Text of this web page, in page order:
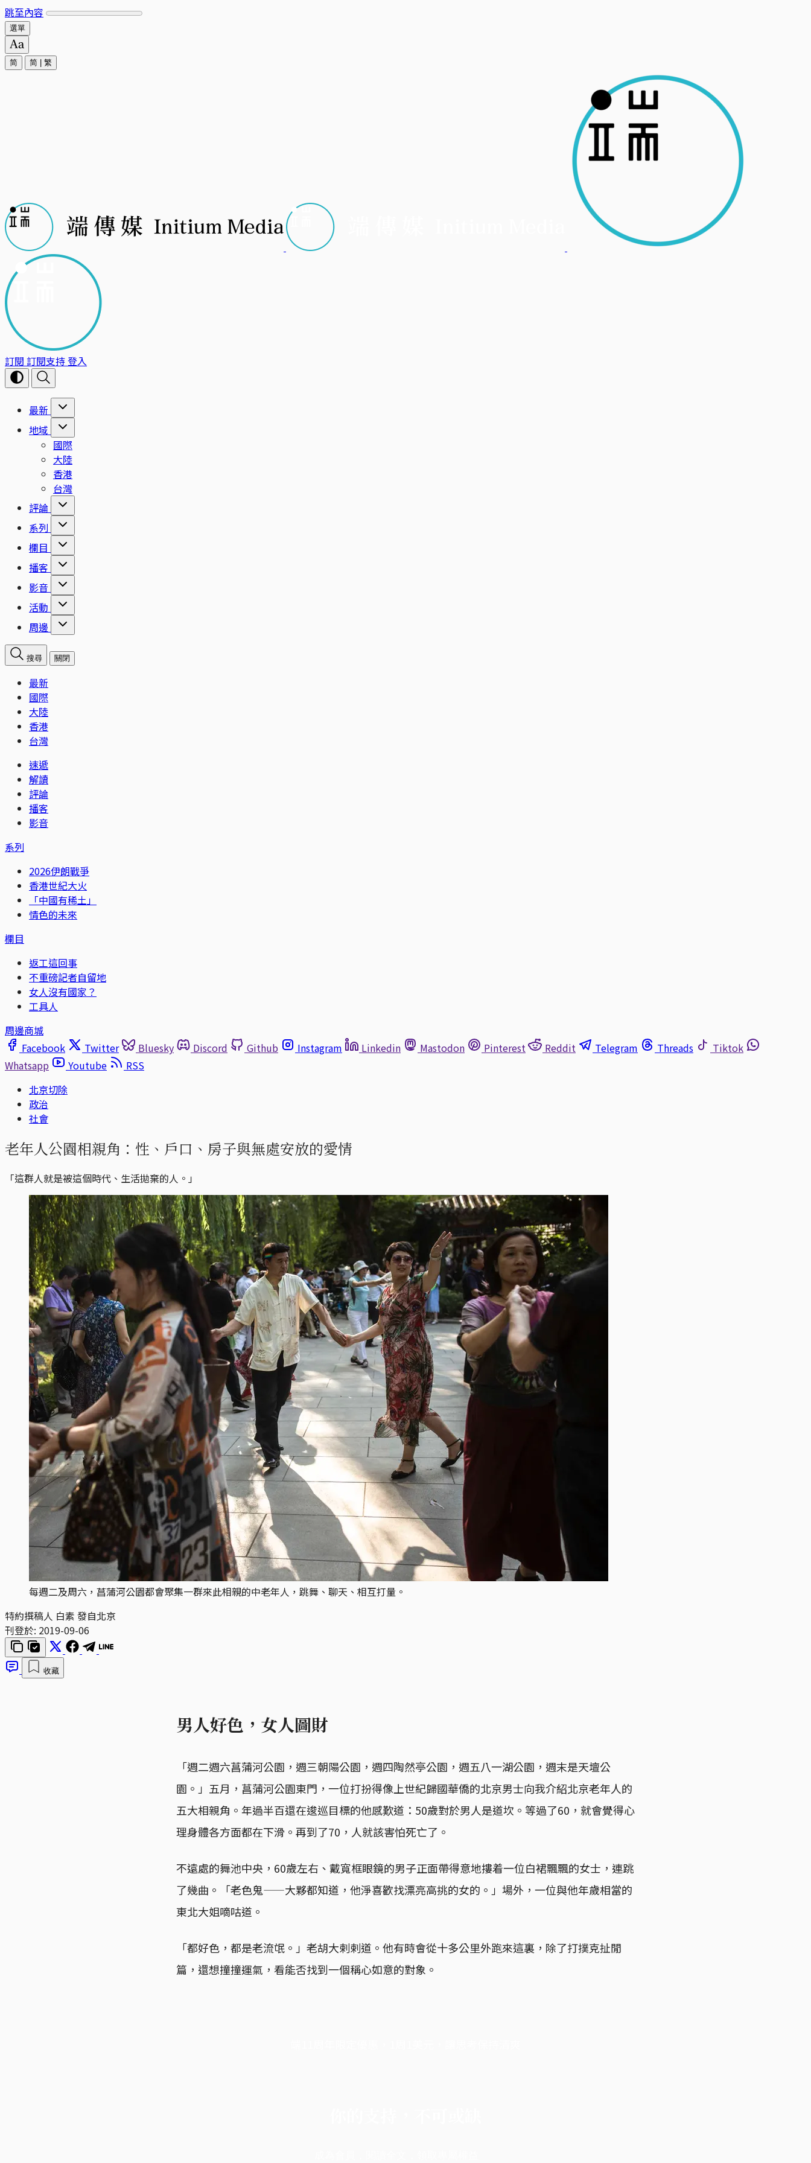
跳至內容
選單
简 简 繁
訂閱 訂閱支持登入
最新
地域
國際
大陸
香港
台灣
評論
系列
欄目
播客
影音
活動
周邊
搜尋 關閉
最新
國際
大陸
香港
台灣
速遞
解讀
評論
播客
影音
系列
2026伊朗戰爭
香港世紀大火
「中國有稀土」
情色的未來
欄目
返工這回事
不重磅記者自留地
女人沒有國家？
工具人
周邊商城
Facebook
Twitter Bluesky Discord Github Instagram Linkedin Mastodon Pinterest Reddit Telegram Threads
Tiktok
Whatsapp
Youtube
RSS
北京切除
政治
社會
老年人公園相親角：性、戶口、房子與無處安放的愛情
「這群人就是被這個時代、生活拋棄的人。」
每週二及周六，菖蒲河公園都會聚集一群來此相親的中老年人，跳舞、聊天、相互打量。
特約撰稿人 白素 發自北京
刊登於: 2019-09-06
收藏
男人好色，女人圖財
「週二週六菖蒲河公園，週三朝陽公園，週四陶然亭公園，週五八一湖公園，週末是天壇公
園。」五月，菖蒲河公園東門，一位打扮得像上世紀歸國華僑的北京男士向我介紹北京老年人的
五大相親角。年過半百還在逡巡目標的他感歎道：50歲對於男人是道坎。等過了60，就會覺得心
理身體各方面都在下滑。再到了70，人就該害怕死亡了。
不遠處的舞池中央，60歲左右、戴寬框眼鏡的男子正面帶得意地摟着一位白裙飄飄的女士，連跳
了幾曲。「老色鬼——大夥都知道，他淨喜歡找漂亮高挑的女的。」場外，一位與他年歲相當的
東北大姐嘀咕道。
「都好色，都是老流氓。」老胡大剌剌道。他有時會從十多公里外跑來這裏，除了打撲克扯閒
篇，還想撞撞運氣，看能否找到一個稱心如意的對象。